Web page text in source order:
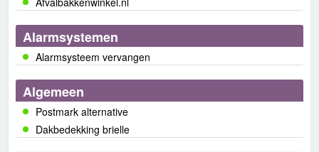
Alarmsystemen
Alarmsysteem vervangen
Algemeen
Postmark alternative
Dakbedekking brielle